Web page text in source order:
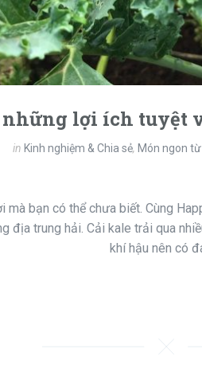
lợi ích tuyệt
in Kinh nghiệm & Chia sẻ, Món ngon
bạn có thể chưa biết. Cùng
địa trung hải. Cải kale trải qua
khí hậu nên có